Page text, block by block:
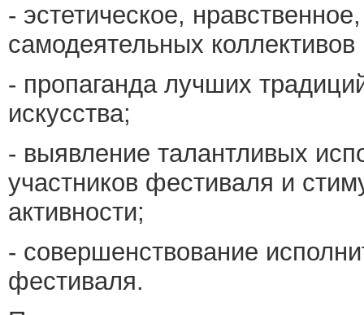
- эстетическое,
самодеятельных
- пропаганда лучших
искусства;
- выявление талантливых
участников фестиваля и
активности;
- совершенствование
фестиваля.